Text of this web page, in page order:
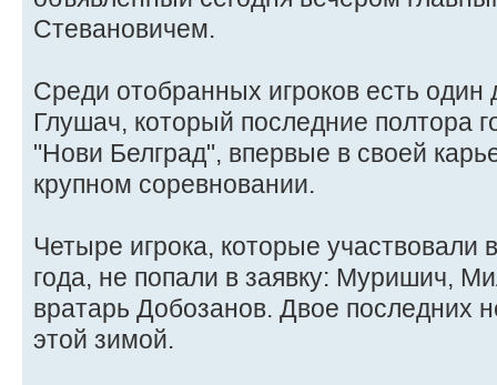
Стевановичем.
Среди отобранных игроков есть
Глушач, который последние полтора
"Нови Белград", впервые в своей
крупном соревновании.
Четыре игрока, которые участвовали
года, не попали в заявку: Муришич,
вратарь Добозанов. Двое последних
этой зимой.